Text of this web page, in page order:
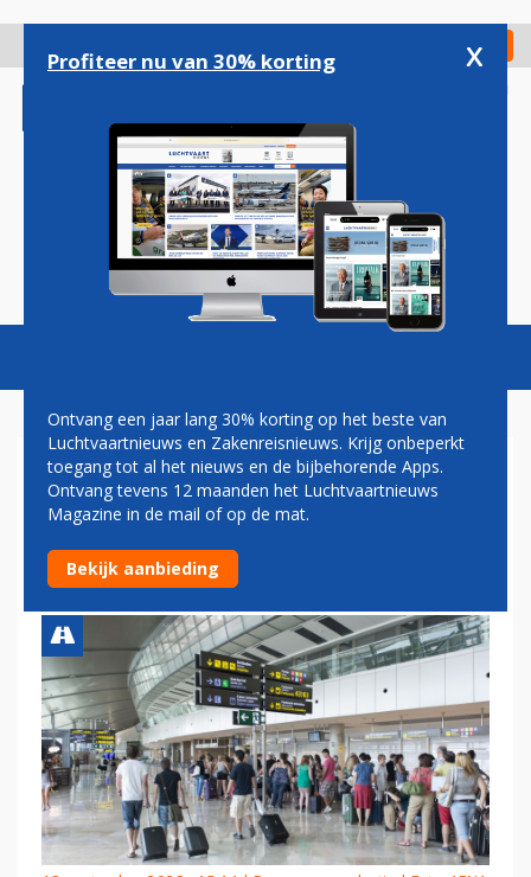
gaan
Check in
Magazine Podcasts Vacatures
WEER BIJNA NET ZO DRUK OP
EUROPESE LUCHTHAVENS
ALS VOOR CORONA
Profiteer nu van 30% korting x
Ontvang een jaar lang 30% korting op het beste van
Luchtvaartnieuws en Zakenreisnieuws. Krijg onbeperkt
toegang tot al het nieuws en de bijbehorende Apps.
Ontvang tevens 12 maanden het Luchtvaartnieuws
Magazine in de mail of op de mat.
Bekijk aanbieding